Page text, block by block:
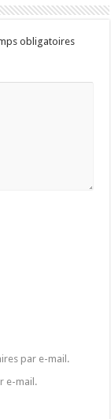
obligatoires
par e-mail.
e-mail.